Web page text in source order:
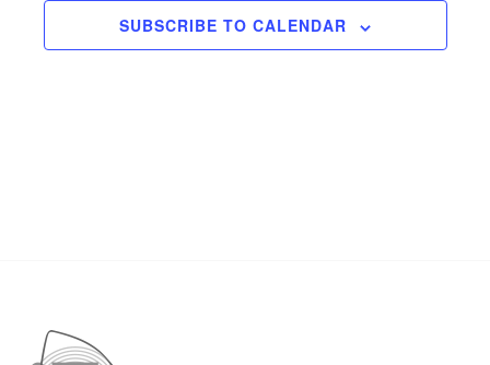
SUBSCRIBE TO CALENDAR